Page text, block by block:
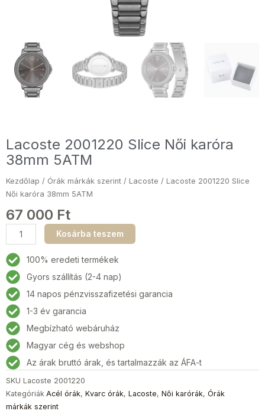
Lacoste 2001220 Slice Női karóra
38mm 5ATM
Kezdőlap / Órák márkák szerint / Lacoste / Lacoste 2001220 Slice
Női karóra 38mm 5ATM
67 000 Ft
Lacoste
2001220
Slice
Női
karóra
38mm
5ATM
mennyiség
Kosárba teszem
100% eredeti termékek
Gyors szállítás (2-4 nap)
14 napos pénzvisszafizetési garancia
1-3 év garancia
Megbízható webáruház
Magyar cég és webshop
Az árak bruttó árak, és tartalmazzák az ÁFA-t
SKU Lacoste 2001220
Kategóriák Acél órák, Kvarc órák, Lacoste, Női karórák, Órák
márkák szerint